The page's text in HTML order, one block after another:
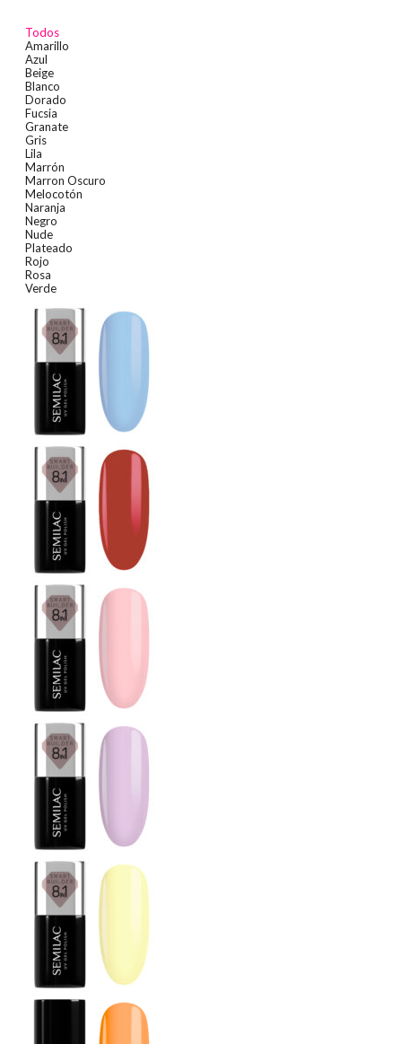
Todos
Amarillo
Azul
Beige
Blanco
Dorado
Fucsia
Granate
Gris
Lila
Marrón
Marron Oscuro
Melocotón
Naranja
Negro
Nude
Plateado
Rojo
Rosa
Verde